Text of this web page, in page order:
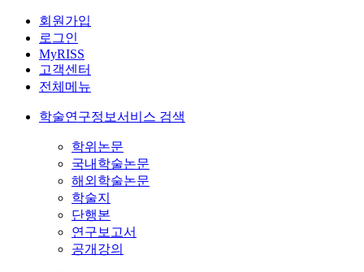
회원가입
로그인
MyRISS
고객센터
전체메뉴
학술연구정보서비스 검색
학위논문
국내학술논문
해외학술논문
학술지
단행본
연구보고서
공개강의